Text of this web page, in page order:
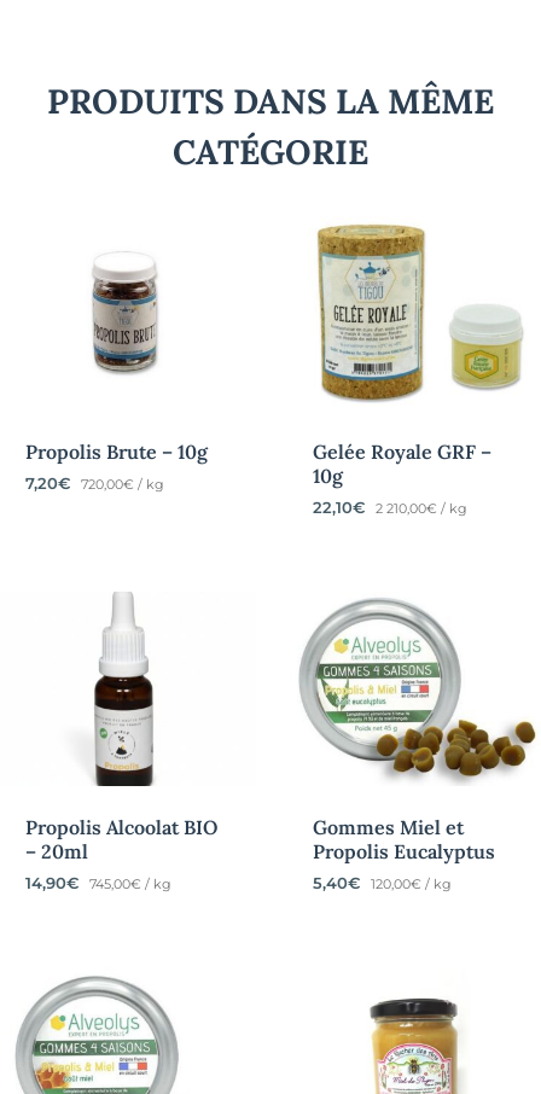
PRODUITS DANS LA MÊME
CATÉGORIE
Propolis Brute – 10g
7,20€ 720,00€ / kg
Gelée Royale GRF –
10g
22,10€ 2 210,00€ / kg
Propolis Alcoolat BIO
– 20ml
14,90€ 745,00€ / kg
Gommes Miel et
Propolis Eucalyptus
5,40€ 120,00€ / kg